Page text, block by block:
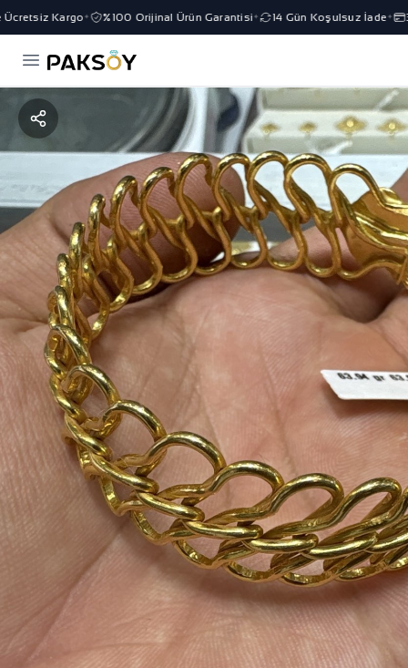
Kargo✦ %100 Orijinal Ürün Garantisi✦ 14 Gün Koşulsuz İade ✦ 3